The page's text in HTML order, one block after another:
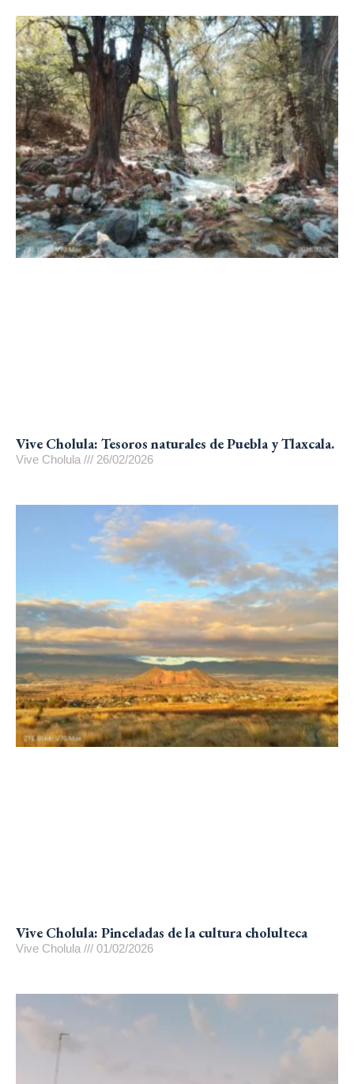
Vive Cholula: Tesoros naturales de Puebla y Tlaxcala.
Vive Cholula 26/02/2026
Vive Cholula: Pinceladas de la cultura cholulteca
Vive Cholula 01/02/2026